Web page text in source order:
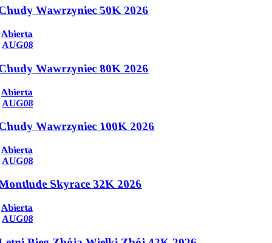
Wawrzyniec 50K 2026
Abierta
AUG08
Wawrzyniec 80K 2026
Abierta
AUG08
Wawrzyniec 100K 2026
Abierta
AUG08
Skyrace 32K 2026
Abierta
AUG08